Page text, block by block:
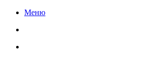
Меню